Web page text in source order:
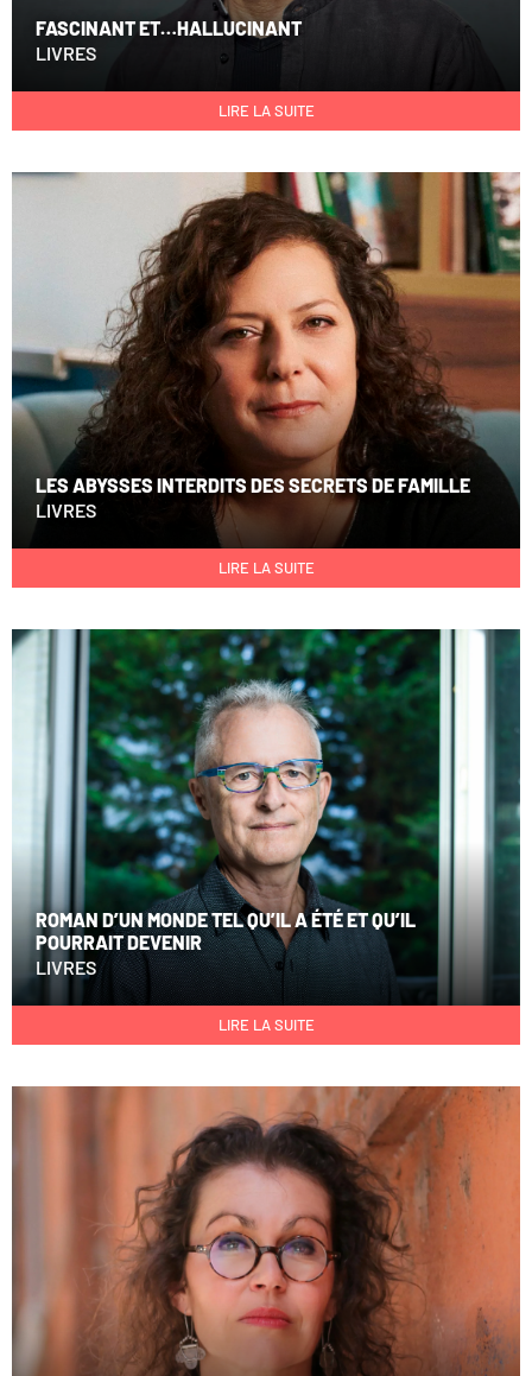
FASCINANT ET…HALLUCINANT
LIVRES
LIRE LA SUITE
LES ABYSSES INTERDITS DES SECRETS DE FAMILLE
LIVRES
LIRE LA SUITE
ROMAN D’UN MONDE TEL QU’IL A ÉTÉ ET QU’IL
POURRAIT DEVENIR
LIVRES
LIRE LA SUITE